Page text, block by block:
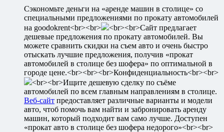
Сэкономьте деньги на «аренде машин в столице» со
специальными предложениями по прокату автомобилей
на goodokrent<br><br>
<br><br>Сайт предлагает
дешевые предложения по прокату автомобилей. Вы
можете сравнить скидки на съем авто и очень быстро
отыскать лучшие предложения, получив «прокат
автомобилей в столице без шофера» по оптимальной в
городе цене.<br><br><br>Конфиденциальность<br><br>
<br><br>Ищите дешевую сделку по съёме
автомобилей по всем главным направлениям в столице.
Веб-сайт предоставляет различные варианты и модели
авто, чтоб помочь вам найти и забронировать аренду
машин, который подходит вам само лучше. Доступен
«прокат авто в столице без шофера недорого»<br><br>